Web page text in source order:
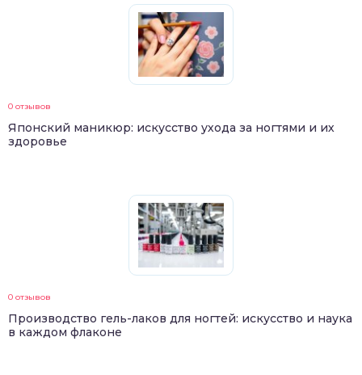
0 отзывов
Японский маникюр: искусство ухода за ногтями и их
здоровье
0 отзывов
Производство гель-лаков для ногтей: искусство и наука
в каждом флаконе